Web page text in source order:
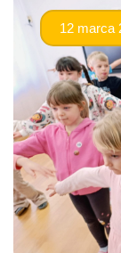
12 marca